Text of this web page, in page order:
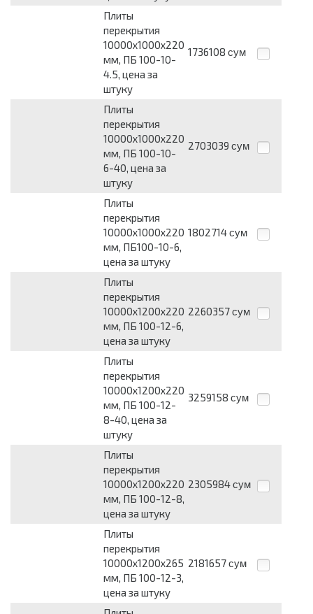
Плиты
перекрытия
10000х1000х220
мм, ПБ 100-10-
4.5, цена за
штуку
1736108 сум
Плиты
перекрытия
10000х1000х220
мм, ПБ 100-10-
6-40, цена за
штуку
2703039 сум
Плиты
перекрытия
10000х1000х220
мм, ПБ100-10-6,
цена за штуку
1802714 сум
Плиты
перекрытия
10000х1200х220
мм, ПБ 100-12-6,
цена за штуку
2260357 сум
Плиты
перекрытия
10000х1200х220
мм, ПБ 100-12-
8-40, цена за
штуку
3259158 сум
Плиты
перекрытия
10000х1200х220
мм, ПБ 100-12-8,
цена за штуку
2305984 сум
Плиты
перекрытия
10000х1200х265
мм, ПБ 100-12-3,
цена за штуку
2181657 сум